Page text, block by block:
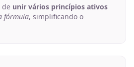
de unir vários princípios ativos
fórmula, simplificando o